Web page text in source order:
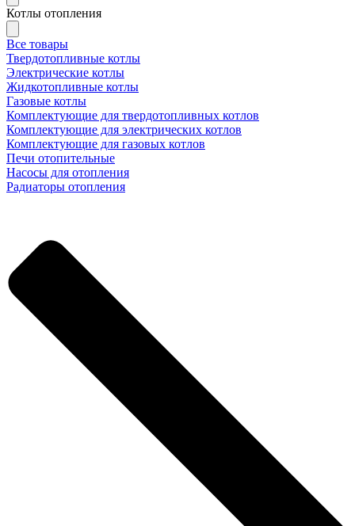
Котлы отопления
Все товары
Твердотопливные котлы
Электрические котлы
Жидкотопливные котлы
Газовые котлы
Комплектующие для твердотопливных котлов
Комплектующие для электрических котлов
Комплектующие для газовых котлов
Печи отопительные
Насосы для отопления
Радиаторы отопления